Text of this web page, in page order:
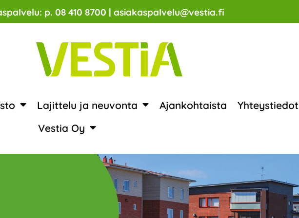
p. 08 410 8700 | asiakaspalvelu@vestia.fi
Lajittelu ja neuvonta Ajankohtaista
Yhteystiedot
Vestia Oy